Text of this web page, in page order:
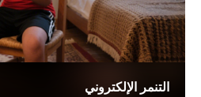
التنمر الإلكتروني